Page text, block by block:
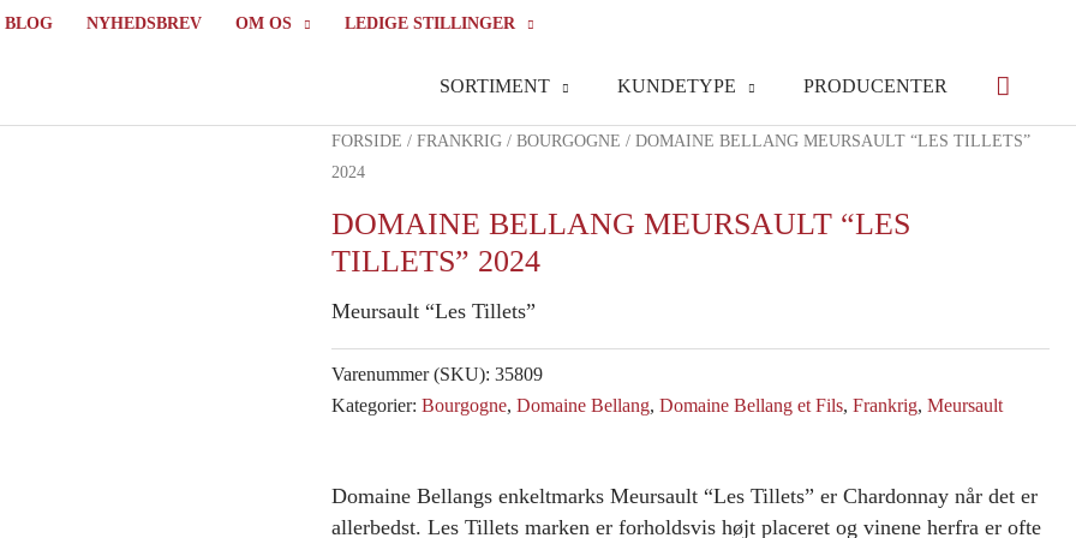
BLOG NYHEDSBREV OM OS LEDIGE STILLINGER
SORTIMENT KUNDETYPE PRODUCENTER
FORSIDE / FRANKRIG / BOURGOGNE / DOMAINE BELLANG MEURSAULT “LES TILLETS”
2024
DOMAINE BELLANG MEURSAULT “LES
TILLETS” 2024
Meursault “Les Tillets”
Varenummer (SKU): 35809
Kategorier: Bourgogne, Domaine Bellang, Domaine Bellang et Fils, Frankrig, Meursault
Domaine Bellangs enkeltmarks Meursault “Les Tillets” er Chardonnay når det er
allerbedst. Les Tillets marken er forholdsvis højt placeret og vinene herfra er ofte